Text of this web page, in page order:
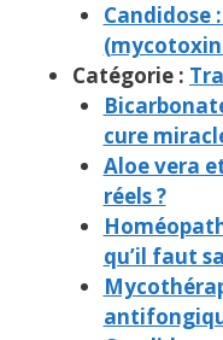
Candidose
Catégorie :
cure
Aloe vera
réels ?
qu’il faut